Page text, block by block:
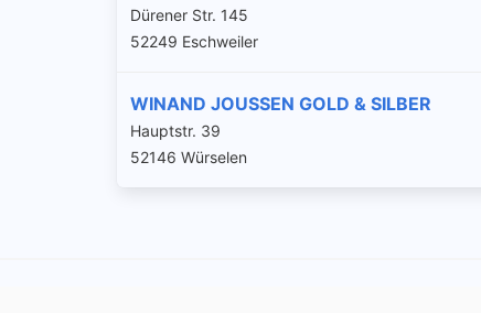
Dürener Str. 145
52249 Eschweiler
WINAND JOUSSEN GOLD & SILBER
Hauptstr. 39
52146 Würselen